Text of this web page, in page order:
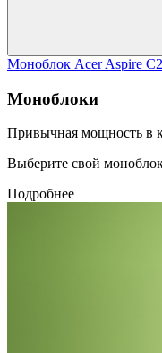
Моноблок Acer Aspire
Моноблоки
Привычная мощность в
Выберите свой
Подробнее